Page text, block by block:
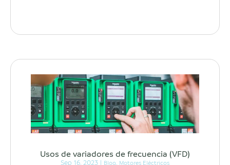
Usos de variadores de frecuencia (VFD)
Sep 16, 2023 | Blog, Motores Eléctricos